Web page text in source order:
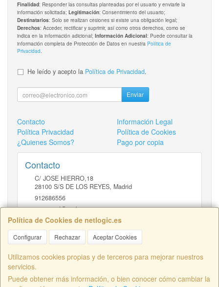
Política de Cookies de netlogic.es
Configurar Rechazar Aceptar Cookies
Utilizamos cookies propias y de terceros para mejorar nuestros
servicios.
Puede obtener más información, o bien conocer cómo cambiar la
Finalidad: Responder las consultas planteadas por el usuario y enviarle la
información solicitada; Legitimación: Consentimiento del usuario;
Destinatarios: Solo se realizan cesiones si existe una obligación legal;
Derechos: Acceder, rectificar y suprimir, así como otros derechos, como se
indica en la información adicional; Información Adicional: Puede consultar la
información completa de Protección de Datos en nuestra Política de
Privacidad.
He leído y acepto la Política de Privacidad.
Enviar
Contacto
Información Legal
Política Privacidad
Política de Cookies
¿Quienes Somos?
Pago por copia
Contacto
C/ JOSE HIERRO,18
28100 S/S DE LOS REYES, Madrid
912686556
comercial@netlogic.es
Horario
DE 9 A 14H Y DE 16 A 20H